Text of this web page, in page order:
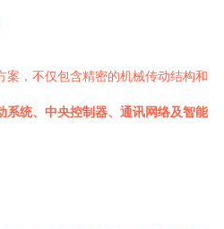
案，不仅包含精密的机械传动结构和
系统、中央控制器、通讯网络及智能